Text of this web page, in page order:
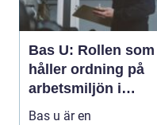
Bas U: Rollen som
håller ordning på
arbetsmiljön i
byggprojekt
Bas u är en